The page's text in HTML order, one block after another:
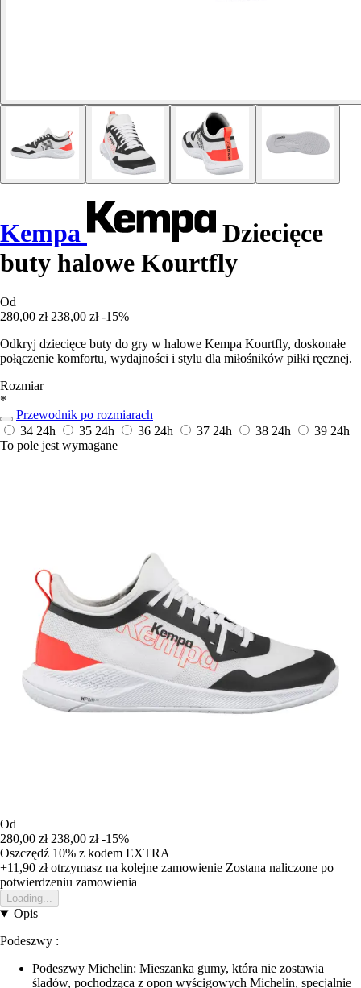
Kempa
Dziecięce
buty halowe Kourtfly
Od
280,00 zł 238,00 zł -15%
Odkryj dziecięce buty do gry w halowe Kempa Kourtfly, doskonałe
połączenie komfortu, wydajności i stylu dla miłośników piłki ręcznej.
Rozmiar
*
Przewodnik po rozmiarach
34 24h 35 24h 36 24h 37 24h 38 24h 39 24h
To pole jest wymagane
Od
280,00 zł 238,00 zł -15%
Oszczędź 10% z kodem EXTRA
+11,90 złotrzymasz na kolejne zamowienie Zostana naliczone po
potwierdzeniu zamowienia
Loading...
Opis
Podeszwy :
Podeszwy Michelin: Mieszanka gumy, która nie zostawia
śladów, pochodząca z opon wyścigowych Michelin, specjalnie